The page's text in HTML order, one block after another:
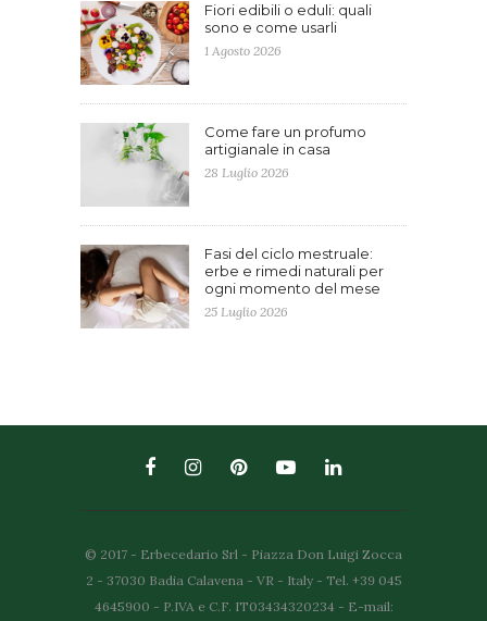
Fiori edibili o eduli: quali
sono e come usarli
1 Agosto 2026
Come fare un profumo
artigianale in casa
28 Luglio 2026
Fasi del ciclo mestruale:
erbe e rimedi naturali per
ogni momento del mese
25 Luglio 2026
© 2017 - Erbecedario Srl - Piazza Don Luigi Zocca
2 - 37030 Badia Calavena - VR - Italy - Tel. +39 045
4645900 - P.IVA e C.F. IT03434320234 - E-mail: